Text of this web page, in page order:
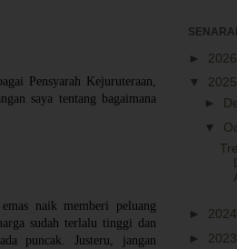
Pensyarah Kejuruteraan,
saya tentang bagaimana
naik memberi peluang
sudah terlalu tinggi dan
puncak. Justeru, jangan
►
▼
►
▼
►
►